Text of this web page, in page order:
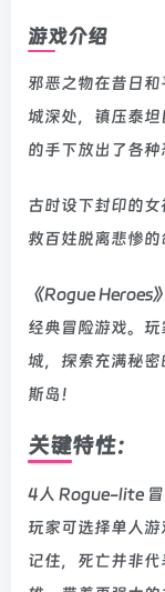
游戏介绍
邪恶之物在昔日
城深处，镇压泰
的手下放出了各种
古时设下封印的
救百姓脱离悲惨
《Rogue Heroes
经典冒险游戏。
城，探索充满秘
斯岛！
关键特性：
4人 Rogue-lite
玩家可选择单人
记住，死亡并非